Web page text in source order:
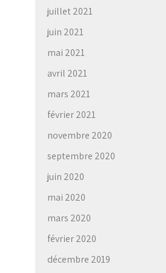
juillet 2021
juin 2021
mai 2021
avril 2021
mars 2021
février 2021
novembre 2020
septembre 2020
juin 2020
mai 2020
mars 2020
février 2020
décembre 2019